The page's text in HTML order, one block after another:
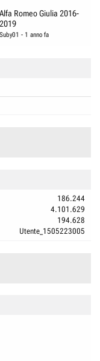
Alfa Romeo Giulia 2016-
2019
Suby01 - 1 anno fa
186.244
4.101.629
194.628
Utente_1505223005